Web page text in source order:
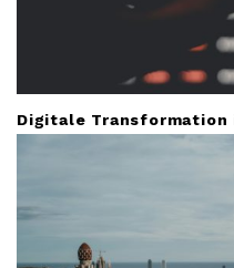
Digitale Transformation